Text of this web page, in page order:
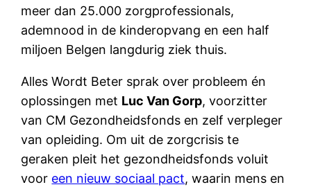
meer dan 25.000 zorgprofessionals,
ademnood in de kinderopvang en een half
miljoen Belgen langdurig ziek thuis.
Alles Wordt Beter sprak over probleem én
oplossingen met Luc Van Gorp, voorzitter
van CM Gezondheidsfonds en zelf verpleger
van opleiding. Om uit de zorgcrisis te
geraken pleit het gezondheidsfonds voluit
voor een nieuw sociaal pact, waarin mens en